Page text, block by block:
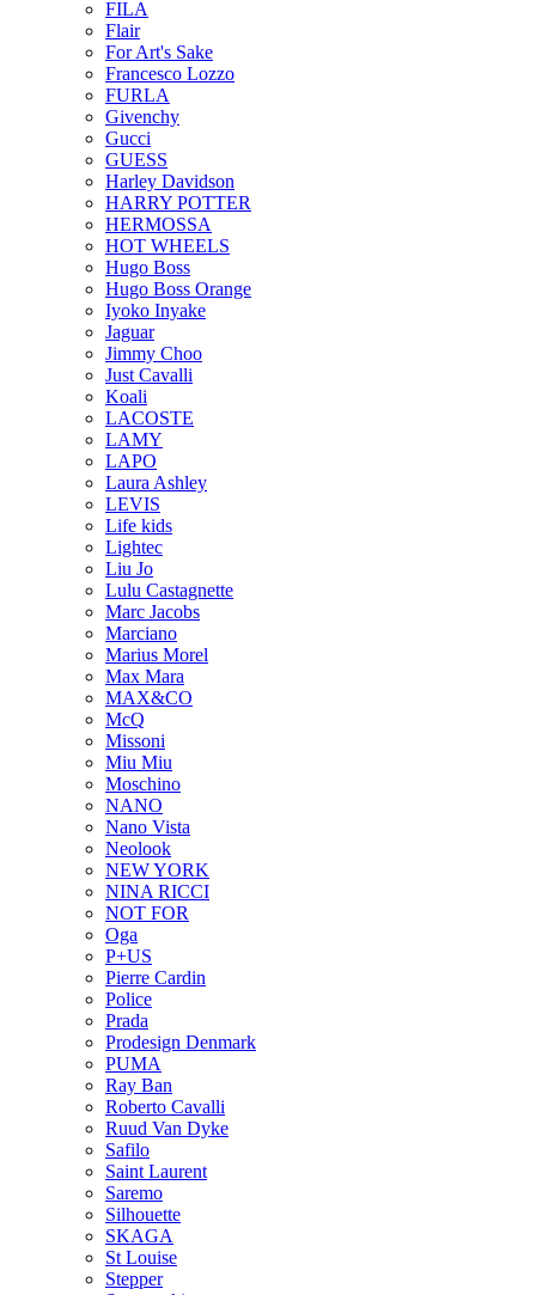
FILA
Flair
For Art's Sake
Francesco Lozzo
FURLA
Givenchy
Gucci
GUESS
Harley Davidson
HARRY POTTER
HERMOSSA
HOT WHEELS
Hugo Boss
Hugo Boss Orange
Iyoko Inyake
Jaguar
Jimmy Choo
Just Cavalli
Koali
LACOSTE
LAMY
LAPO
Laura Ashley
LEVIS
Life kids
Lightec
Liu Jo
Lulu Castagnette
Marc Jacobs
Marciano
Marius Morel
Max Mara
MAX&CO
McQ
Missoni
Miu Miu
Moschino
NANO
Nano Vista
Neolook
NEW YORK
NINA RICCI
NOT FOR
Oga
P+US
Pierre Cardin
Police
Prada
Prodesign Denmark
PUMA
Ray Ban
Roberto Cavalli
Ruud Van Dyke
Safilo
Saint Laurent
Saremo
Silhouette
SKAGA
St Louise
Stepper